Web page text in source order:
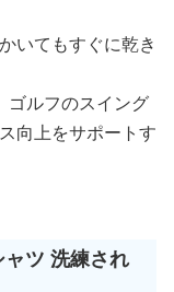
いてもすぐに乾き
ゴルフのスイング
向上をサポートす
ツ 洗練され